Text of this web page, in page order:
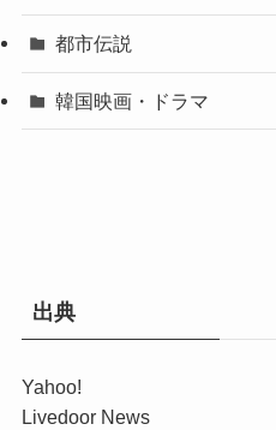
都市伝説
韓国映画・ドラマ
出典
Yahoo!
Livedoor News